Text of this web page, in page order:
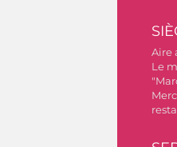
Aire
Le